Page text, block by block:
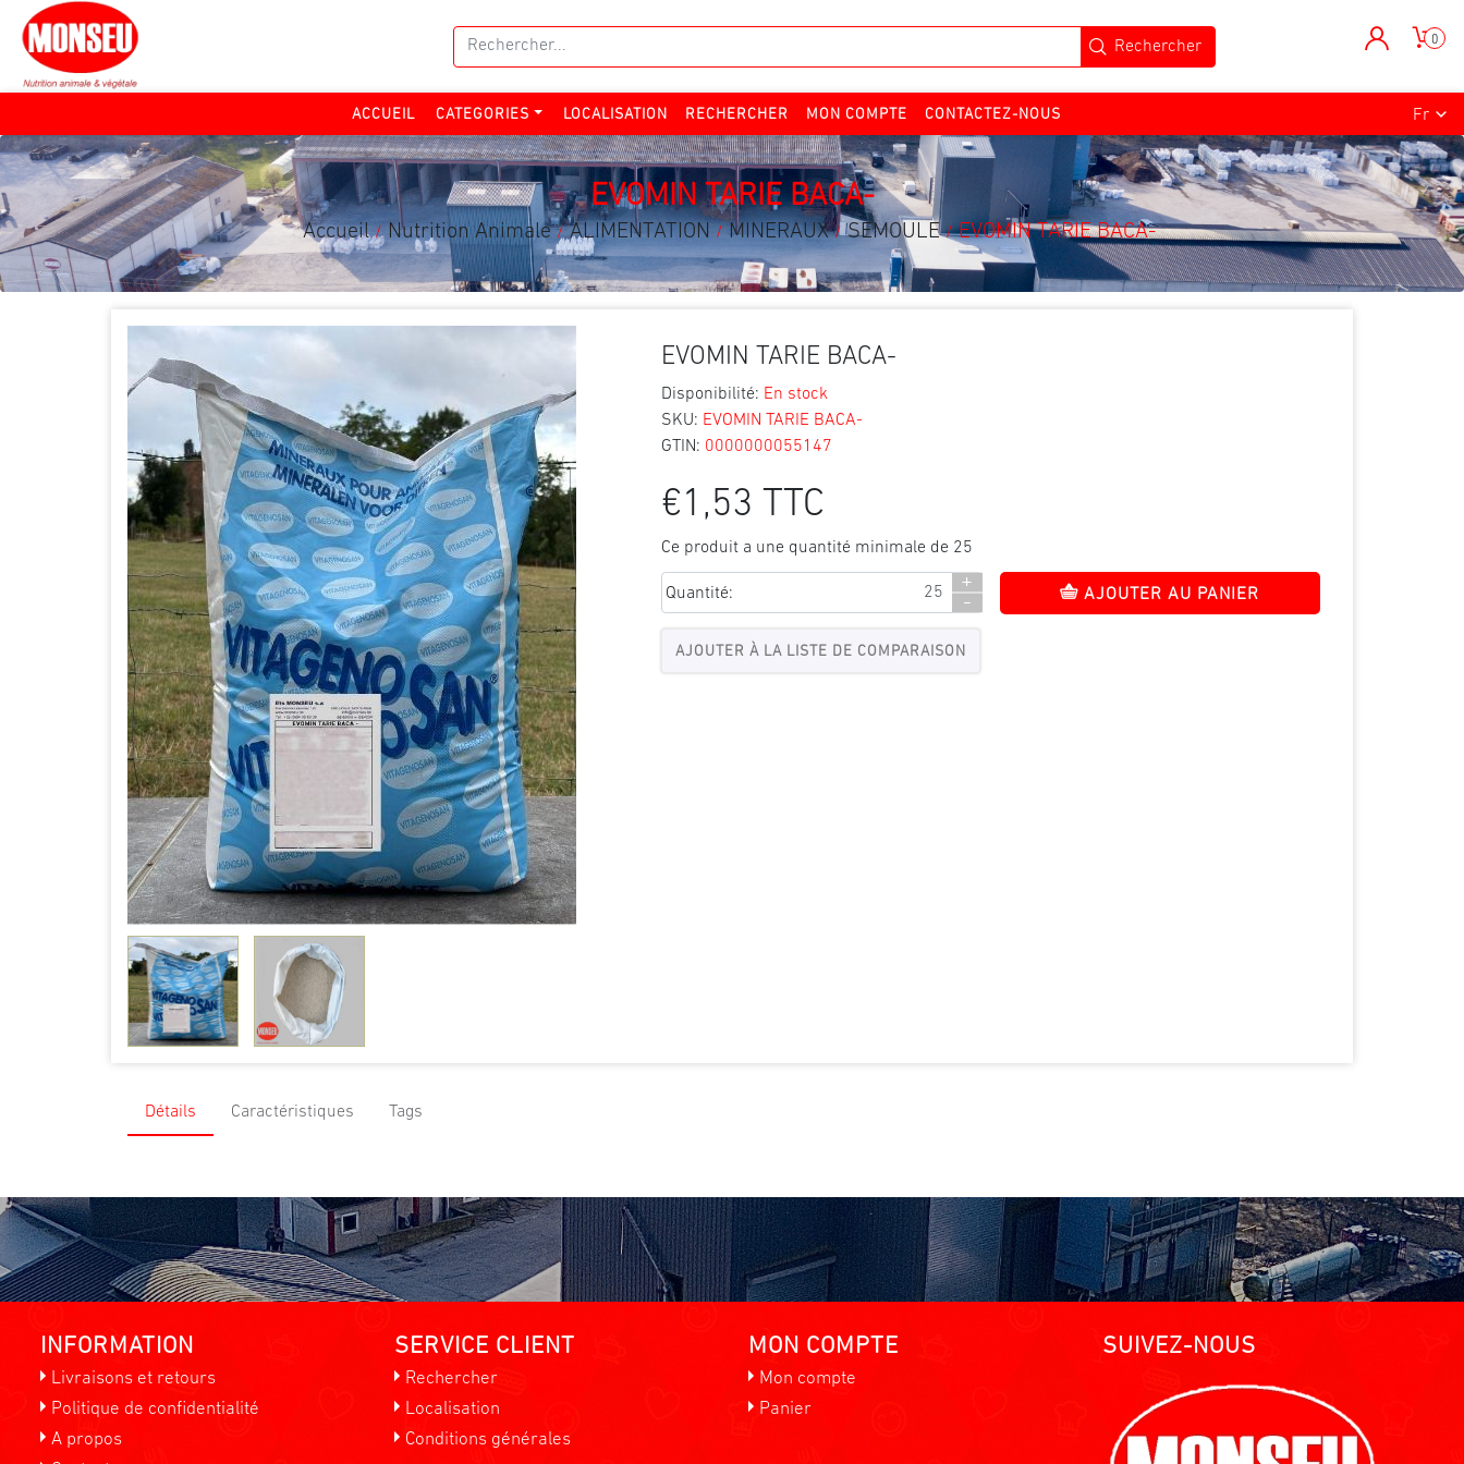
0
ACCUEIL CATEGORIES LOCALISATION RECHERCHER MON COMPTE CONTACTEZ-NOUS
EVOMIN TARIE BACA-
Accueil / Nutrition Animale / ALIMENTATION / MINERAUX / SEMOULE / EVOMIN TARIE BACA-
EVOMIN TARIE BACA-
Disponibilité: En stock
SKU: EVOMIN TARIE BACA-
GTIN: 0000000055147
€1,53 TTC
Ce produit a une quantité minimale de 25
Quantité:
+
-
AJOUTER AU PANIER
Détails Caractéristiques Tags
INFORMATION
Livraisons et retours
Politique de confidentialité
A propos
SERVICE CLIENT
Rechercher
Localisation
Conditions générales
MON COMPTE
Mon compte
Panier
SUIVEZ-NOUS